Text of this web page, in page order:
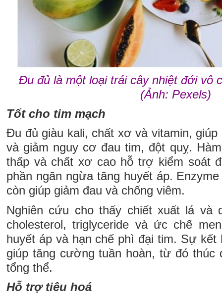
Đu đủ là một loại trái cây nhiệt đới vô
(Ảnh: Pexels)
Tốt cho tim mạch
Đu đủ giàu kali, chất xơ và vitamin,
và giảm nguy cơ đau tim, đột quỵ.
thấp và chất xơ cao hỗ trợ kiểm soát
phần ngăn ngừa tăng huyết áp.
còn giúp giảm đau và chống viêm.
Nghiên cứu cho thấy chiết xuất lá và
cholesterol, triglyceride và ức chế
huyết áp và hạn chế phì đại tim. Sự
giúp tăng cường tuần hoàn, từ đó thúc
tổng thể.
Hỗ trợ tiêu hoá